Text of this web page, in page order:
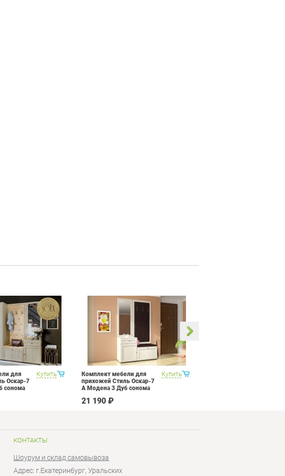
Купить
для
Оскар-7
сонома
Купить
Комплект мебели для
прихожей Стиль Оскар-7
А Модена 3 Дуб сонома
21 190 ₽
КОНТАКТЫ
Шоурум и склад самовывоза
Адрес: г.Екатеринбург, Уральских